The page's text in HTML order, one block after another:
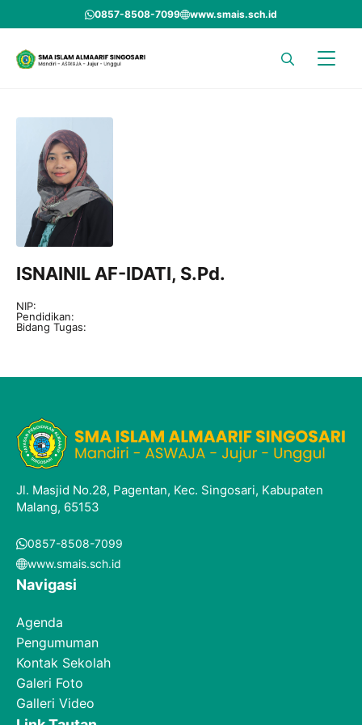
to
content
0857-8508-7099 www.smais.sch.id
ISNAINIL AF-IDATI, S.Pd.
NIP:
Pendidikan:
Bidang Tugas:
Jl. Masjid No.28, Pagentan, Kec. Singosari, Kabupaten
Malang, 65153
0857-8508-7099
www.smais.sch.id
Navigasi
Agenda
Pengumuman
Kontak Sekolah
Galeri Foto
Galleri Video